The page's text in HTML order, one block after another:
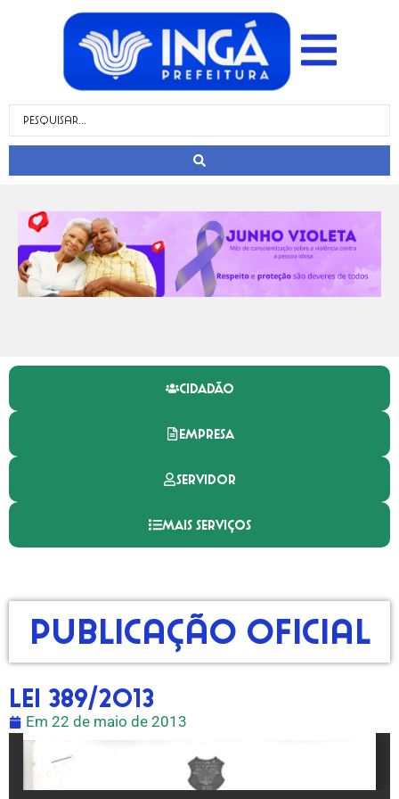
CIDADÃO
EMPRESA
SERVIDOR
MAIS SERVIÇOS
Publicação Oficial
LEI 389/2013
Em 22 de maio de 2013